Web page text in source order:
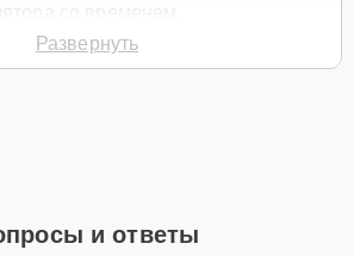
со временем.
и разрядка устройства.
позвоните по телефону +7 (351) 200-54-82
Развернуть
и ответы